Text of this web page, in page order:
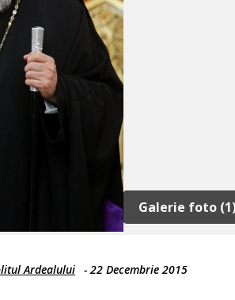
Galerie foto
Ardealului - 22 Decembrie 2015